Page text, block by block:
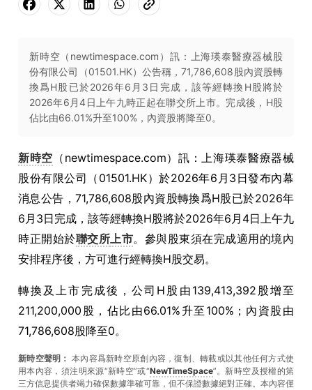
新時空（newtimespace.com）訊：上海瑛泰醫療器械股
份有限公司（01501.HK）公告稱，71,786,608股內資股轉
換爲H股已於2026年6月3日完成，該等經轉換H股將於
2026年6月4日上午九時正起在聯交所上市。完成後，H股
佔比由66.01%升至100%，內資股將降至0。
新時空 （newtimespace.com）訊：上海瑛泰醫療器械
股份有限公司（01501.HK）於2026年6月3日發布內幕
消息公告，71,786,608股內資股轉換爲H股已於2026年
6月3日完成，該等經轉換H股將於2026年6月4日上午九
時正開始於聯交所上市。參與股東須在完成適用的境內
安排程序後，方可進行經轉換H股交易。
轉換及上市完成後，公司H股由139,413,392股增至
211,200,000股，佔比由66.01%升至100%；內資股由
71,786,608股降至0。
新時空聲明： 本內容爲新時空原創內容，復制、轉載或以其他任何方式使
用本內容，須注明來源“新時空”或“NewTimeSpace”。新時空及授權的第
三方信息提供者竭力確保數據準確可靠，但不保證數據絕對正確。本內容僅